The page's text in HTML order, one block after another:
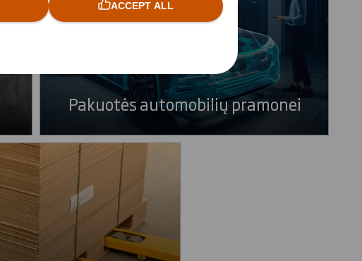
Pakuotės automobilių pramonei